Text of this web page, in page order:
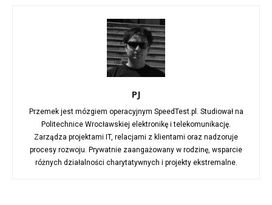
PJ
Przemek jest mózgiem operacyjnym SpeedTest.pl. Studiował na
Politechnice Wrocławskiej elektronikę i telekomunikację.
Zarządza projektami IT, relacjami z klientami oraz nadzoruje
procesy rozwoju. Prywatnie zaangażowany w rodzinę, wsparcie
różnych działalności charytatywnych i projekty ekstremalne.